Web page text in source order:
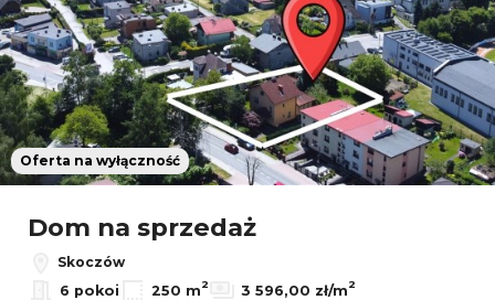
Oferta na wyłączność
Dom na sprzedaż
Skoczów
6 pokoi
250 m2 3 596,00 zł/m2